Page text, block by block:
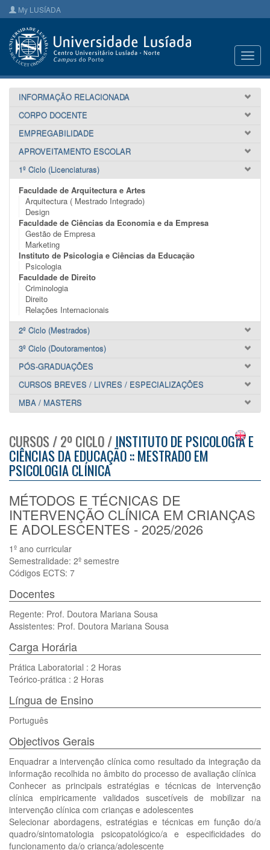
My LUSÍADA
INFORMAÇÃO RELACIONADA
CORPO DOCENTE
EMPREGABILIDADE
APROVEITAMENTO ESCOLAR
1º Ciclo (Licenciaturas)
Faculdade de Arquitectura e Artes
Arquitectura ( Mestrado Integrado)
Design
Faculdade de Ciências da Economia e da Empresa
Gestão de Empresa
Marketing
Instituto de Psicologia e Ciências da Educação
Psicologia
Faculdade de Direito
Criminologia
Direito
Relações Internacionais
2º Ciclo (Mestrados)
3º Ciclo (Doutoramentos)
PÓS-GRADUAÇÕES
CURSOS BREVES / LIVRES / ESPECIALIZAÇÕES
MBA / MASTERS
CURSOS / 2º CICLO / INSTITUTO DE PSICOLOGIA E
CIÊNCIAS DA EDUCAÇÃO :: MESTRADO EM
PSICOLOGIA CLÍNICA
MÉTODOS E TÉCNICAS DE
INTERVENÇÃO CLÍNICA EM CRIANÇAS
E ADOLESCENTES - 2025/2026
1º ano curricular
Semestralidade: 2º semestre
Códigos ECTS: 7
Docentes
Regente: Prof. Doutora Mariana Sousa
Assistentes: Prof. Doutora Mariana Sousa
Carga Horária
Prática Laboratorial : 2 Horas
Teórico-prática : 2 Horas
Língua de Ensino
Português
Objectivos Gerais
Enquadrar a intervenção clínica como resultado da integração da
informação recolhida no âmbito do processo de avaliação clínica
Conhecer as principais estratégias e técnicas de intervenção
clínica empiricamente validados suscetíveis de mobilizar na
intervenção clínica com crianças e adolescentes
Selecionar abordagens, estratégias e técnicas em função do/a
quadro/sintomatologia psicopatológico/a e especificidades do
funcionamento da/o criança/adolescente